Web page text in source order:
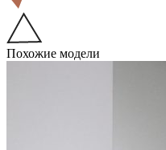
Похожие модели